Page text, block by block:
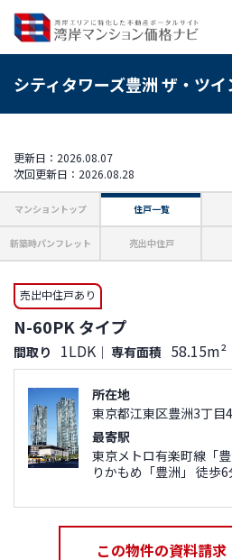
シティタワーズ豊洲 ザ・ツイ
更新日：2026.08.07
次回更新日：2026.08.28
マンショントップ 住戸一覧
新築時パンフレット 売出中住戸
売出中住戸あり
N-60PK タイプ
間取り 1LDK ｜ 専有面積 58.15m²
所在地
東京都江東区豊洲3丁目
最寄駅
東京メトロ有楽町線「
りかもめ「豊洲」 徒歩6
この物件の資料請求